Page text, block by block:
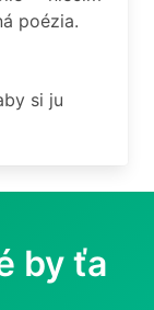
poézia.
si ju
by ťa